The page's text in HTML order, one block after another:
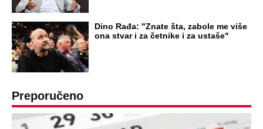
Dino Rađa: "Znate šta, zabole me više
ona stvar i za četnike i za ustaše"
Preporučeno